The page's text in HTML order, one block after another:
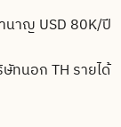
นาญ USD 80K/ปี
ทนอก TH รายได้